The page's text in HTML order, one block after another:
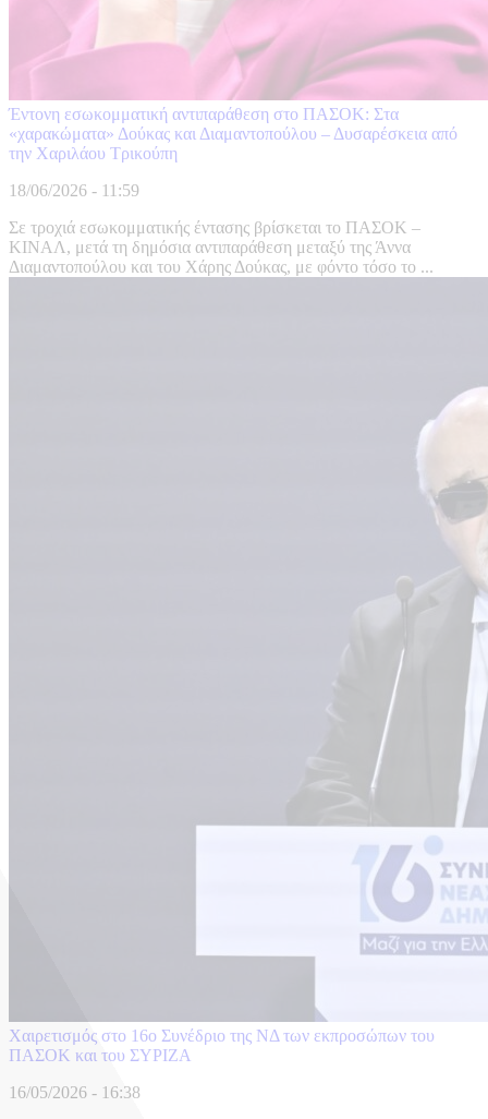
Έντονη εσωκομματική αντιπαράθεση στο ΠΑΣΟΚ: Στα
«χαρακώματα» Δούκας και Διαμαντοπούλου – Δυσαρέσκεια από
την Χαριλάου Τρικούπη
18/06/2026 - 11:59
Σε τροχιά εσωκομματικής έντασης βρίσκεται το ΠΑΣΟΚ –
ΚΙΝΑΛ, μετά τη δημόσια αντιπαράθεση μεταξύ της Άννα
Διαμαντοπούλου και του Χάρης Δούκας, με φόντο τόσο το ...
Χαιρετισμός στο 16ο Συνέδριο της ΝΔ των εκπροσώπων του
ΠΑΣΟΚ και του ΣΥΡΙΖΑ
16/05/2026 - 16:38